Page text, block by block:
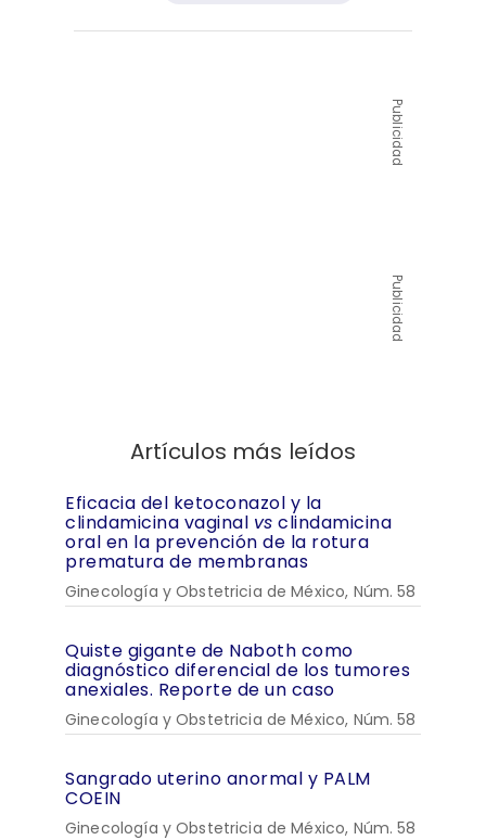
Publicidad
Publicidad
Artículos más leídos
Eficacia del ketoconazol y la
clindamicina vaginal vs clindamicina
oral en la prevención de la rotura
prematura de membranas
Ginecología y Obstetricia de México, Núm. 58
Quiste gigante de Naboth como
diagnóstico diferencial de los tumores
anexiales. Reporte de un caso
Ginecología y Obstetricia de México, Núm. 58
Sangrado uterino anormal y PALM
COEIN
Ginecología y Obstetricia de México, Núm. 58